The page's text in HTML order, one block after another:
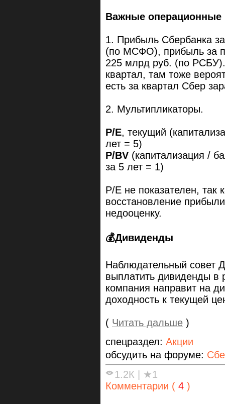
Важные операционные
1. Прибыль Сбербанка
(по МСФО), прибыль за
225 млрд руб. (по
квартал, там тоже
есть за квартал Сбер
2. Мультипликаторы.
P/E, текущий
лет = 5)
P/BV (капитализация /
за 5 лет = 1)
P/E не показателен, так
восстановление
недооценку.
💰Дивиденды
Наблюдательный совет
выплатить дивиденды в
компания направит на
доходность к текущей
( Читать дальше )
спецраздел: Акции
обсудить на форуме:
1.2К
★1
Комментарии ( 4 )